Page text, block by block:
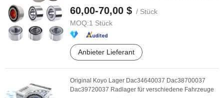
60,00-70,00 $ / Stück
MOQ:1 Stück
Anbieter Lieferant
Original Koyo Lager Dac34640037 Dac38700037
Dac39720037 Radlager für verschiedene Fahrzeuge